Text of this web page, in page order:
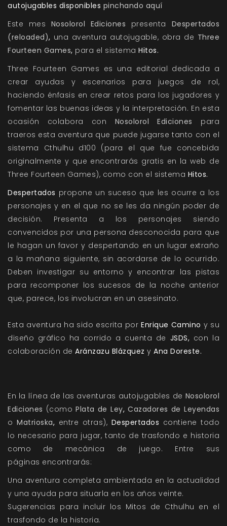
autojugables disponibles pinchando aquí
Este mes Nosolorol Ediciones presenta Despertados
(reloaded), una aventura autojugable, obra de Three
Fourteen Games, para el sistema Hitos.
Three Fourteen Games es una editorial dedicada a
crear ayudas y escenarios para juegos de rol,
haciendo énfasis en crear retos para los jugadores y
fomentar las buenas ideas y la interpretación. En esta
ocasión colabora con Nosolorol Ediciones para
traeros esta aventura que puede jugarse tanto con el
sistema Cthulhu d100 (para el que fue concebida
originalmente y que encontrarás gratis en laweb de
Three Fourteen Games), como con el sistema Hitos.
Despertados propone un suceso que les ocurre a los
personajes y en el que no se les da ningún poder de
decisión. Presenta a los personajes siendo
convencidos por una persona desconocida para que
le hagan un favor y despertando en un lugar extraño
a la mañana siguiente, sin acordarse de lo ocurrido.
Deben investigar su entorno y encontrar las pistas
para recomponer los sucesos de la noche anterior
que, parece, los involucran en un asesinato.
Esta aventura ha sido escrita por Enrique Camino y su
diseño gráfico ha corrido a cuenta de JSDS, con la
colaboración de Aránzazu Blázquez y Ana Doreste.
En la línea de las aventuras autojugables de Nosolorol
Ediciones (comoPlata de Ley,Cazadores de Leyendas
o Matrioska, entre otras), Despertados contiene todo
lo necesario para jugar, tanto de trasfondo e historia
como de mecánica de juego. Entre sus
páginas encontrarás:
Una aventura completa ambientada en la actualidad
y una ayuda para situarla en los años veinte.
Sugerencias para incluir los Mitos de Cthulhu en el
trasfondo de la historia.